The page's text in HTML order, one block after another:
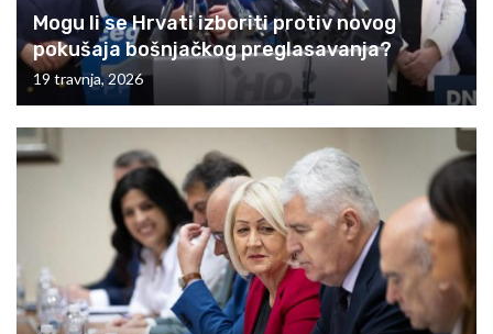
Mogu li se Hrvati izboriti protiv novog
pokušaja bošnjačkog preglasavanja?
19 travnja, 2026